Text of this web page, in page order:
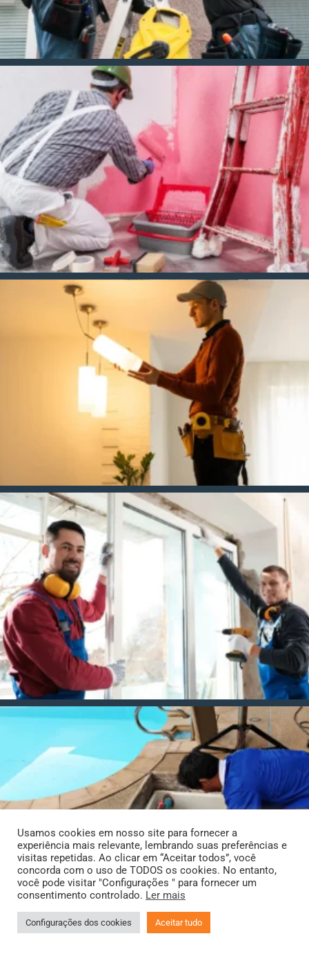
Usamos cookies em nosso site para fornecer a
experiência mais relevante, lembrando suas preferências e
visitas repetidas. Ao clicar em “Aceitar todos”, você
concorda com o uso de TODOS os cookies. No entanto,
você pode visitar "Configurações " para fornecer um
consentimento controlado. Ler mais
Configurações dos cookies Aceitar tudo